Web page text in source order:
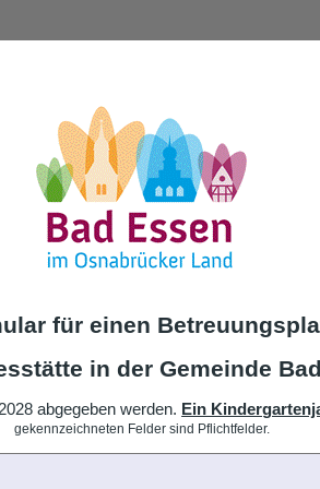
für einen
in der Gemeinde
abgegeben werden. Ein
gekennzeichneten Felder sind Pflichtfelder.